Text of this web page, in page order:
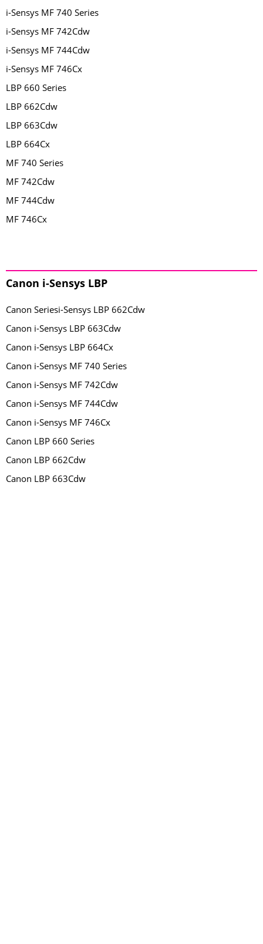
i-Sensys MF 740 Series
i-Sensys MF 742Cdw
i-Sensys MF 744Cdw
i-Sensys MF 746Cx
LBP 660 Series
LBP 662Cdw
LBP 663Cdw
LBP 664Cx
MF 740 Series
MF 742Cdw
MF 744Cdw
MF 746Cx
Canon i-Sensys LBP
Canon Seriesi-Sensys LBP 662Cdw
Canon i-Sensys LBP 663Cdw
Canon i-Sensys LBP 664Cx
Canon i-Sensys MF 740 Series
Canon i-Sensys MF 742Cdw
Canon i-Sensys MF 744Cdw
Canon i-Sensys MF 746Cx
Canon LBP 660 Series
Canon LBP 662Cdw
Canon LBP 663Cdw